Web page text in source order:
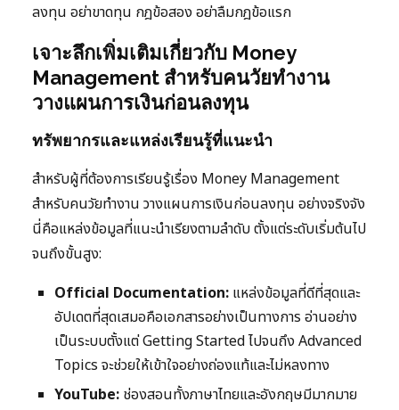
ลงทุน อย่าขาดทุน กฎข้อสอง อย่าลืมกฎข้อแรก
เจาะลึกเพิ่มเติมเกี่ยวกับ Money
Management สำหรับคนวัยทำงาน
วางแผนการเงินก่อนลงทุน
ทรัพยากรและแหล่งเรียนรู้ที่แนะนำ
สำหรับผู้ที่ต้องการเรียนรู้เรื่อง Money Management
สำหรับคนวัยทำงาน วางแผนการเงินก่อนลงทุน อย่างจริงจัง
นี่คือแหล่งข้อมูลที่แนะนำเรียงตามลำดับ ตั้งแต่ระดับเริ่มต้นไป
จนถึงขั้นสูง:
Official Documentation: แหล่งข้อมูลที่ดีที่สุดและ
อัปเดตที่สุดเสมอคือเอกสารอย่างเป็นทางการ อ่านอย่าง
เป็นระบบตั้งแต่ Getting Started ไปจนถึง Advanced
Topics จะช่วยให้เข้าใจอย่างถ่องแท้และไม่หลงทาง
YouTube: ช่องสอนทั้งภาษาไทยและอังกฤษมีมากมาย